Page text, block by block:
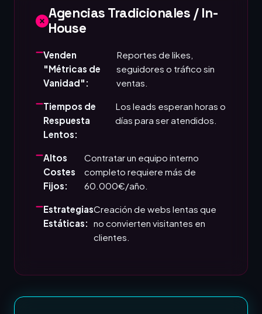
Agencias Tradicionales / In-
House
Venden
"Métricas de
Vanidad":
Reportes de likes,
seguidores o tráfico sin
ventas.
Tiempos de
Respuesta
Lentos:
Los leads esperan horas o
días para ser atendidos.
Altos
Costes
Fijos:
Contratar un equipo interno
completo requiere más de
60.000€/año.
Estrategias
Estáticas:
Creación de webs lentas que
no convierten visitantes en
clientes.